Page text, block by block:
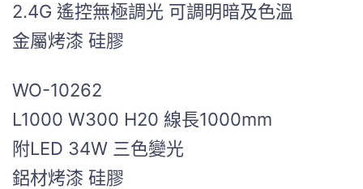
2.4G 遙控無極調光 可調明暗及色溫
金屬烤漆 硅膠
WO-10262
L1000 W300 H20 線長1000mm
附LED 34W 三色變光
鋁材烤漆 硅膠